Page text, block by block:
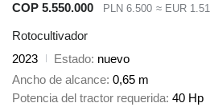
COP 5.550.000
PLN 6.500 ≈ EUR
Rotocultivador
2023
Estado nuevo
Ancho de alcance 0,65 m
Potencia del tractor requerida 40 Hp